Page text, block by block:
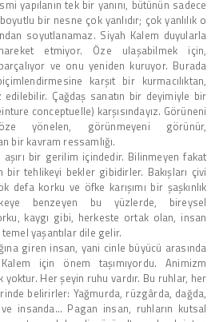
yapılanın tek bir yanını, bütünün sadece
bir nesne çok yanlıdır; çok yanlılık o
soyutlanamaz. Siyah Kalem duyularla
etmiyor. Öze ulaşabilmek için,
parçalıyor ve onu yeniden kuruyor. Burada
karşıt bir kurmacılıktan,
Çağdaş sanatın bir deyimiyle bir
conceptuelle) karşısındayız. Görüneni
yönelen, görünmeyeni görünür,
bir kavram ressamlığı.
aşırı bir gerilim içindedir. Bilinmeyen fakat
tehlikeyi bekler gibidirler. Bakışları çivi
defa korku ve öfke karışımı bir şaşkınlık
benzeyen bu yüzlerde, bireysel
kaygı gibi, herkeste ortak olan, insan
yaşantılar dile gelir.
giren insan, yani cinle büyücü arasında
Kalem için önem taşımıyordu. Animizm
yoktur. Her şeyin ruhu vardır. Bu ruhlar, her
belirirler: Yağmurda, rüzgârda, dağda,
insanda… Pagan insan, ruhların kutsal